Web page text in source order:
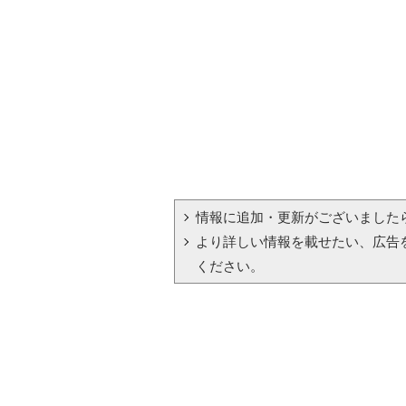
情報に追加・更新がございました
より詳しい情報を載せたい、広
ください。